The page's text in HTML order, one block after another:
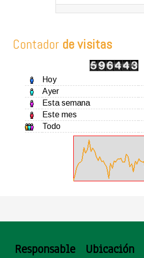
Contador de visitas
Hoy
Ayer
Esta semana
Este mes
Todo
Responsable Ubicación